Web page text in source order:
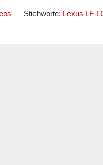
Stichworte: Lexus LF-